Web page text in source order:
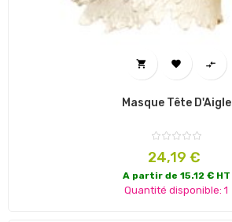
  
Masque Tête D'Aigle
Prix
24,19 €
A partir de 15.12 € HT
Quantité disponible: 1